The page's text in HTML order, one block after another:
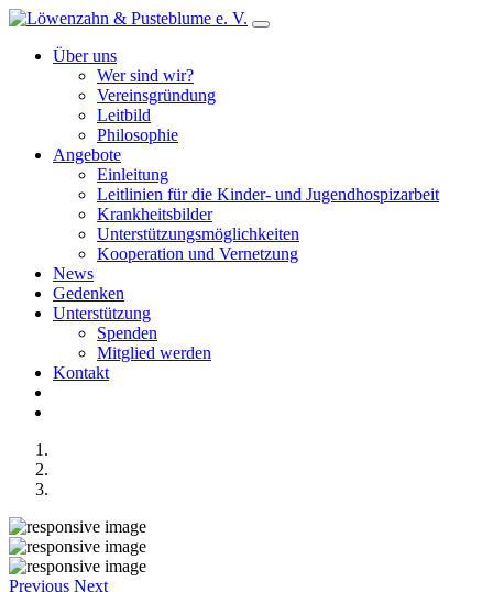
Über uns
Wer sind wir?
Vereinsgründung
Leitbild
Philosophie
Angebote
Einleitung
Leitlinien für die Kinder- und Jugendhospizarbeit
Krankheitsbilder
Unterstützungsmöglichkeiten
Kooperation und Vernetzung
News
Gedenken
Unterstützung
Spenden
Mitglied werden
Kontakt
Previous Next